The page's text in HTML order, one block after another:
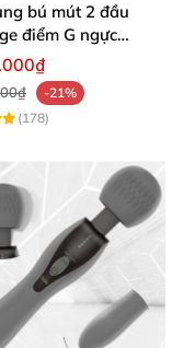
bú mút 2 đầu
điểm G ngực
tế mềm mại
-21%
(178)